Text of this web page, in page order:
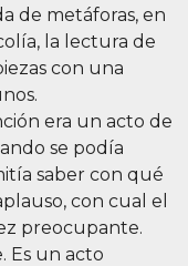
de metáforas, en
la lectura de
con una
era un acto de
se podía
saber con qué
con cual el
preocupante.
Es un acto